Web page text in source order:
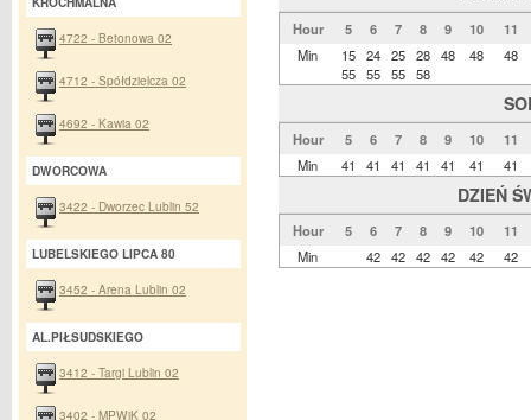
Hour 5 6 7 8 9 10
11
Min
15
55
24
55
25
55
28
58
48 48 48
Hour 5 6 7 8 9 10
11
Min
41 41 41 41 41 41 41
DZIEŃ
Hour 5 6 7 8 9 10
11
Min
42 42 42 42 42 42
4722 - Betonowa 02
4712 - Spółdzielcza 02
4692 - Kawia 02
DWORCOWA
3422 - Dworzec Lublin 52
LUBELSKIEGO LIPCA 80
3452 - Arena Lublin 02
AL.PIŁSUDSKIEGO
3412 - Targi Lublin 02
3402 - MPWiK 02